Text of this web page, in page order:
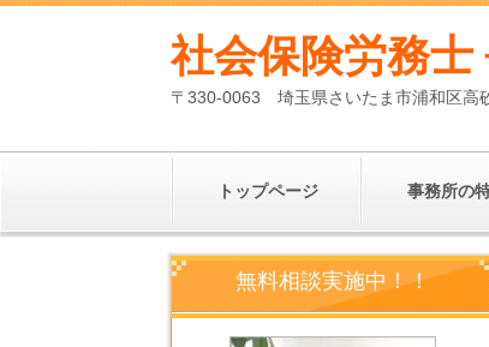
社会保険労務士
〒330-0063 埼玉県さいたま市浦和区
トップページ 事務所の
無料相談実施中！！